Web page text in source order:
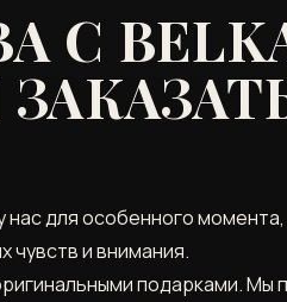
нас для особенного
чувств и внимания.
подарками. Мы